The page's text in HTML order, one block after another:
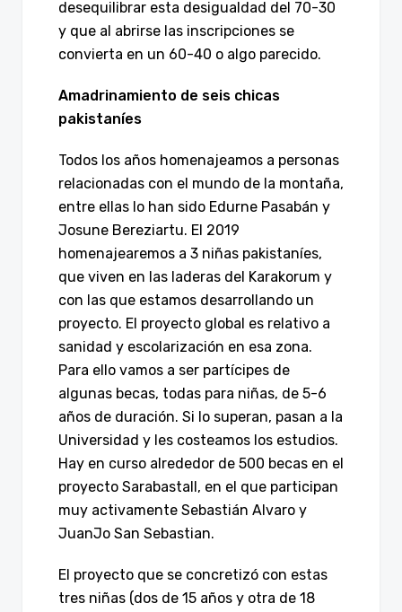
desequilibrar esta desigualdad del 70-30
y que al abrirse las inscripciones se
convierta en un 60-40 o algo parecido.
Amadrinamiento de seis chicas
pakistaníes
Todos los años homenajeamos a personas
relacionadas con el mundo de la montaña,
entre ellas lo han sido Edurne Pasabán y
Josune Bereziartu. El 2019
homenajearemos a 3 niñas pakistaníes,
que viven en las laderas del Karakorum y
con las que estamos desarrollando un
proyecto. El proyecto global es relativo a
sanidad y escolarización en esa zona.
Para ello vamos a ser partícipes de
algunas becas, todas para niñas, de 5-6
años de duración. Si lo superan, pasan a la
Universidad y les costeamos los estudios.
Hay en curso alrededor de 500 becas en el
proyecto Sarabastall, en el que participan
muy activamente Sebastián Alvaro y
JuanJo San Sebastian.
El proyecto que se concretizó con estas
tres niñas (dos de 15 años y otra de 18